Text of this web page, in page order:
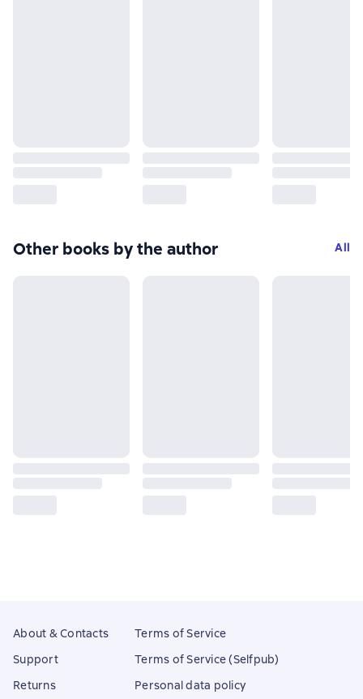
Other books by the author All
About & Contacts
Support
Returns
Terms of Service
Terms of Service (Selfpub)
Personal data policy